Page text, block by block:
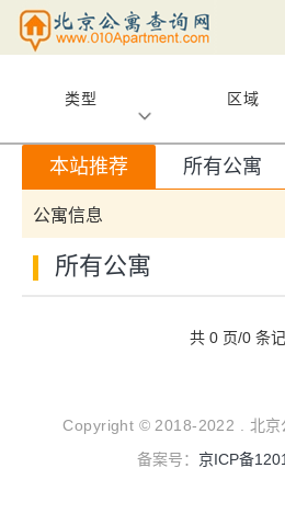
类型 区域
本站推荐 所有公寓
公寓信息
所有公寓
共 0 页/0 条
Copyright © 2018-2022 . 北京
备案号： 京ICP备